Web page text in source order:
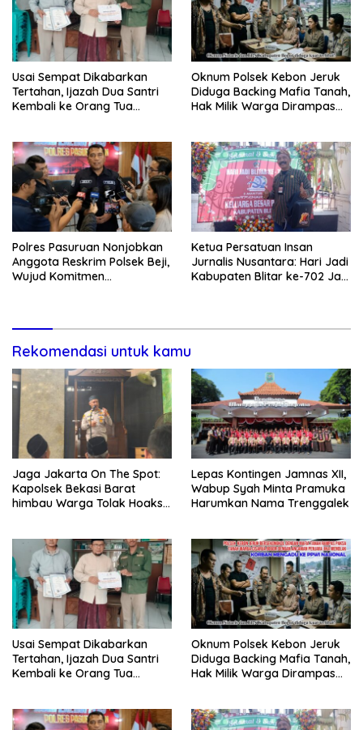
Usai Sempat Dikabarkan
Tertahan, Ijazah Dua Santri
Kembali ke Orang Tua
Oknum Polsek Kebon Jeruk
Diduga Backing Mafia Tanah,
Hak Milik Warga Dirampas
Polres Pasuruan Nonjobkan
Anggota Reskrim Polsek Beji,
Wujud Komitmen
Ketua Persatuan Insan
Jurnalis Nusantara: Hari Jadi
Kabupaten Blitar ke-702 Jadi
Rekomendasi untuk kamu
Jaga Jakarta On The Spot:
Kapolsek Bekasi Barat
himbau Warga Tolak Hoaks
Lepas Kontingen Jamnas XII,
Wabup Syah Minta Pramuka
Harumkan Nama Trenggalek
Usai Sempat Dikabarkan
Tertahan, Ijazah Dua Santri
Kembali ke Orang Tua
Oknum Polsek Kebon Jeruk
Diduga Backing Mafia Tanah,
Hak Milik Warga Dirampas